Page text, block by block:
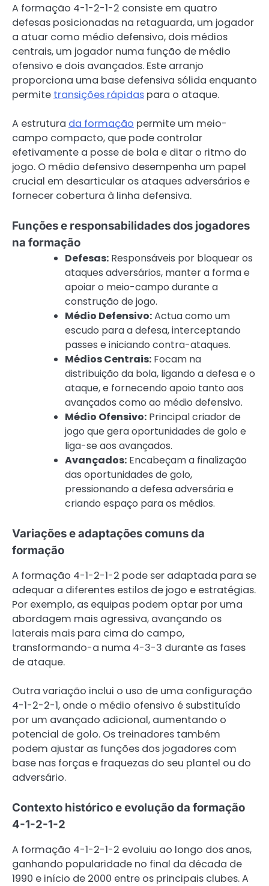
A formação 4-1-2-1-2 consiste em quatro
defesas posicionadas na retaguarda, um jogador
a atuar como médio defensivo, dois médios
centrais, um jogador numa função de médio
ofensivo e dois avançados. Este arranjo
proporciona uma base defensiva sólida enquanto
permite transições rápidas para o ataque.
A estrutura da formação permite um meio-
campo compacto, que pode controlar
efetivamente a posse de bola e ditar o ritmo do
jogo. O médio defensivo desempenha um papel
crucial em desarticular os ataques adversários e
fornecer cobertura à linha defensiva.
Funções e responsabilidades dos jogadores
na formação
Defesas: Responsáveis por bloquear os
ataques adversários, manter a forma e
apoiar o meio-campo durante a
construção de jogo.
Médio Defensivo:Actua como um
escudo para a defesa, interceptando
passes e iniciando contra-ataques.
Médios Centrais: Focam na
distribuição da bola, ligando a defesa e o
ataque, e fornecendo apoio tanto aos
avançados como ao médio defensivo.
Médio Ofensivo: Principal criador de
jogo que gera oportunidades de golo e
liga-se aos avançados.
Avançados: Encabeçam a finalização
das oportunidades de golo,
pressionando a defesa adversária e
criando espaço para os médios.
Variações e adaptações comuns da
formação
A formação 4-1-2-1-2 pode ser adaptada para se
adequar a diferentes estilos de jogo e estratégias.
Por exemplo, as equipas podem optar por uma
abordagem mais agressiva, avançando os
laterais mais para cima do campo,
transformando-a numa 4-3-3 durante as fases
de ataque.
Outra variação inclui o uso de uma configuração
4-1-2-2-1, onde o médio ofensivo é substituído
por um avançado adicional, aumentando o
potencial de golo. Os treinadores também
podem ajustar as funções dos jogadores com
base nas forças e fraquezas do seu plantel ou do
adversário.
Contexto histórico e evolução da formação
4-1-2-1-2
A formação 4-1-2-1-2 evoluiu ao longo dos anos,
ganhando popularidade no final da década de
1990 e início de 2000 entre os principais clubes. A